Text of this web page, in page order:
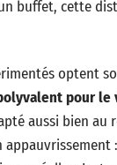
buffet, cette
optent
pour le
aussi bien au